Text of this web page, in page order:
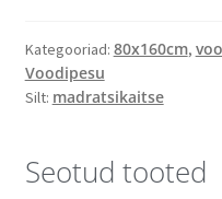
Kategooriad: 80x160cm,
Voodipesu
Silt: madratsikaitse
Seotud tooted